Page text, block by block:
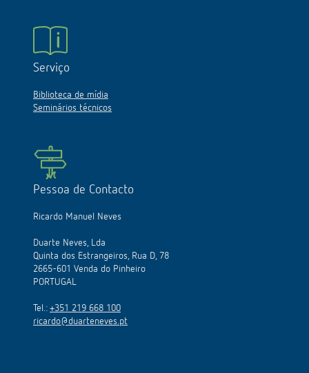
Serviço
Biblioteca de mídia
Seminários técnicos
Pessoa de Contacto
Ricardo Manuel Neves
Duarte Neves, Lda
Quinta dos Estrangeiros, Rua D, 78
2665-601 Venda do Pinheiro
PORTUGAL
Tel.: +351 219 668 100
ricardo@duarteneves.pt